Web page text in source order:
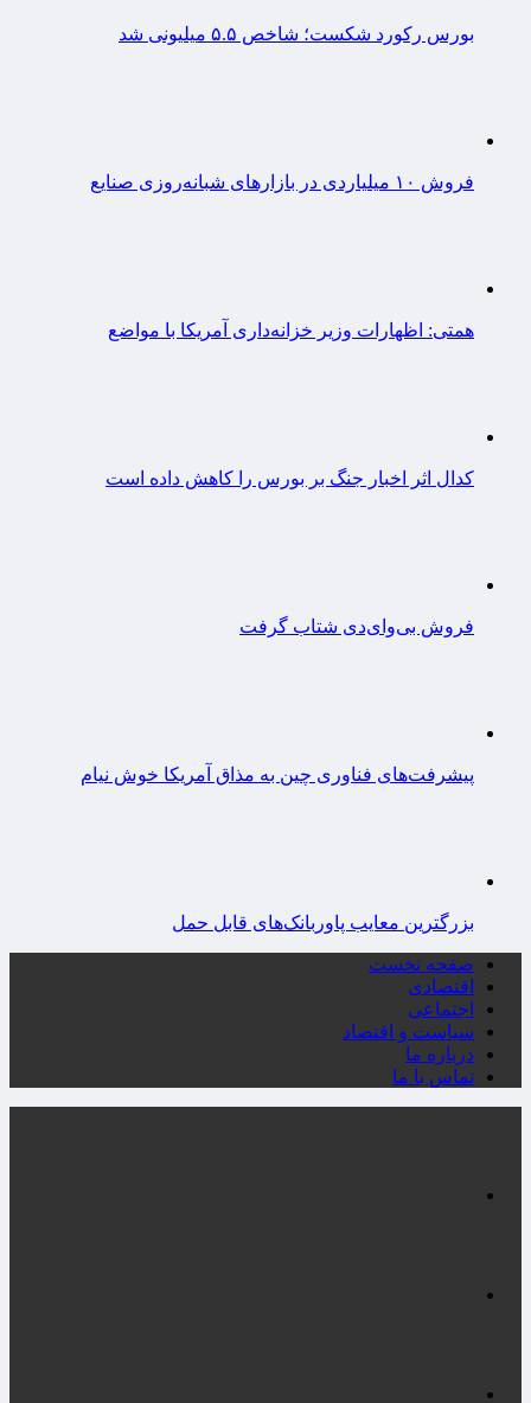
بورس رکورد شکست؛ شاخص ۵.۵ میلیونی شد
فروش ۱۰ میلیاردی در بازارهای شبانه‌روزی صنایع
همتی: اظهارات وزیر خزانه‌داری آمریکا با مواضع
کدال اثر اخبار جنگ بر بورس را کاهش داده است
فروش بی‌وای‌دی شتاب گرفت
پیشرفت‌های فناوری چین به مذاق آمریکا خوش نیام
بزرگترین معایب پاوربانک‌های قابل حمل
صفحه نخست
اقتصادی
اجتماعی
سیاست و اقتصاد
درباره ما
تماس با ما